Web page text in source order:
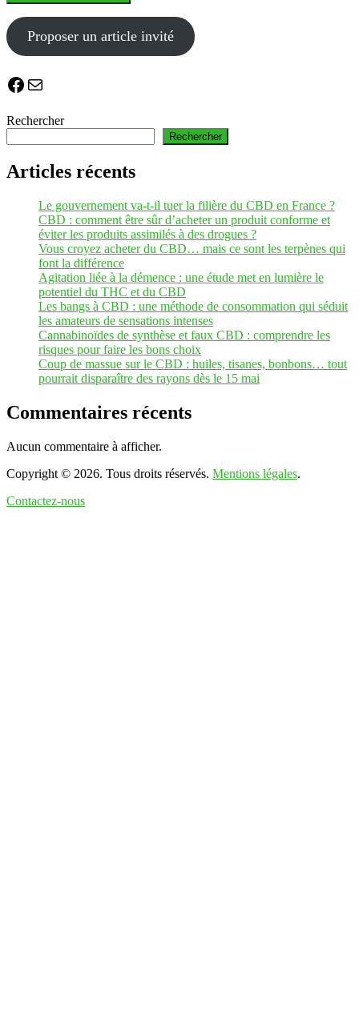
Proposer un article invité
Facebook
E-mail
Rechercher
Rechercher
Articles récents
Le gouvernement va-t-il tuer la filière du CBD en France ?
CBD : comment être sûr d’acheter un produit conforme et
éviter les produits assimilés à des drogues ?
Vous croyez acheter du CBD… mais ce sont les terpènes qui
font la différence
Agitation liée à la démence : une étude met en lumière le
potentiel du THC et du CBD
Les bangs à CBD : une méthode de consommation qui séduit
les amateurs de sensations intenses
Cannabinoïdes de synthèse et faux CBD : comprendre les
risques pour faire les bons choix
Coup de massue sur le CBD : huiles, tisanes, bonbons… tout
pourrait disparaître des rayons dès le 15 mai
Commentaires récents
Aucun commentaire à afficher.
Copyright © 2026. Tous droits réservés. Mentions légales.
Contactez-nous